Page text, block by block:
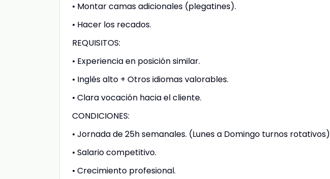
• Montar camas adicionales (plegatines).
• Hacer los recados.
REQUISITOS:
• Experiencia en posición similar.
• Inglés alto + Otros idiomas valorables.
• Clara vocación hacia el cliente.
CONDICIONES:
• Jornada de 25h semanales. (Lunes a Domingo turnos rotativos)
• Salario competitivo.
• Crecimiento profesional.